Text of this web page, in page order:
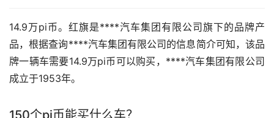
14.9万pi币。红旗是****汽车集团有限公司旗下的品牌产
品，根据查询****汽车集团有限公司的信息简介可知，该品
牌一辆车需要14.9万pi币可以购买，****汽车集团有限公司
成立于1953年。
150个pi币能买什么车？